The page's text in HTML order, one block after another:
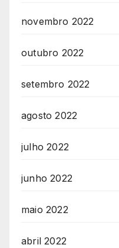
novembro 2022
outubro 2022
setembro 2022
agosto 2022
julho 2022
junho 2022
maio 2022
abril 2022